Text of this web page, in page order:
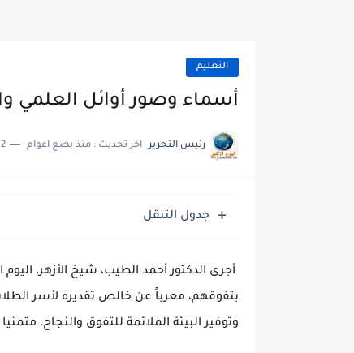
التعليم
أسماء وصور أوائل العلمي
رئيس التحرير اخر تحديث : منذ بضع اعوام 2 دقائق للقراءة
جدول التنقل
أجرى الدكتور أحمد الطيب، شيخ الأزهر، اليوم
بتفوقهم، معرباً عن خالص تقديره لأسر
وتوفير البيئة الملائمة للتفوق والنجاح،